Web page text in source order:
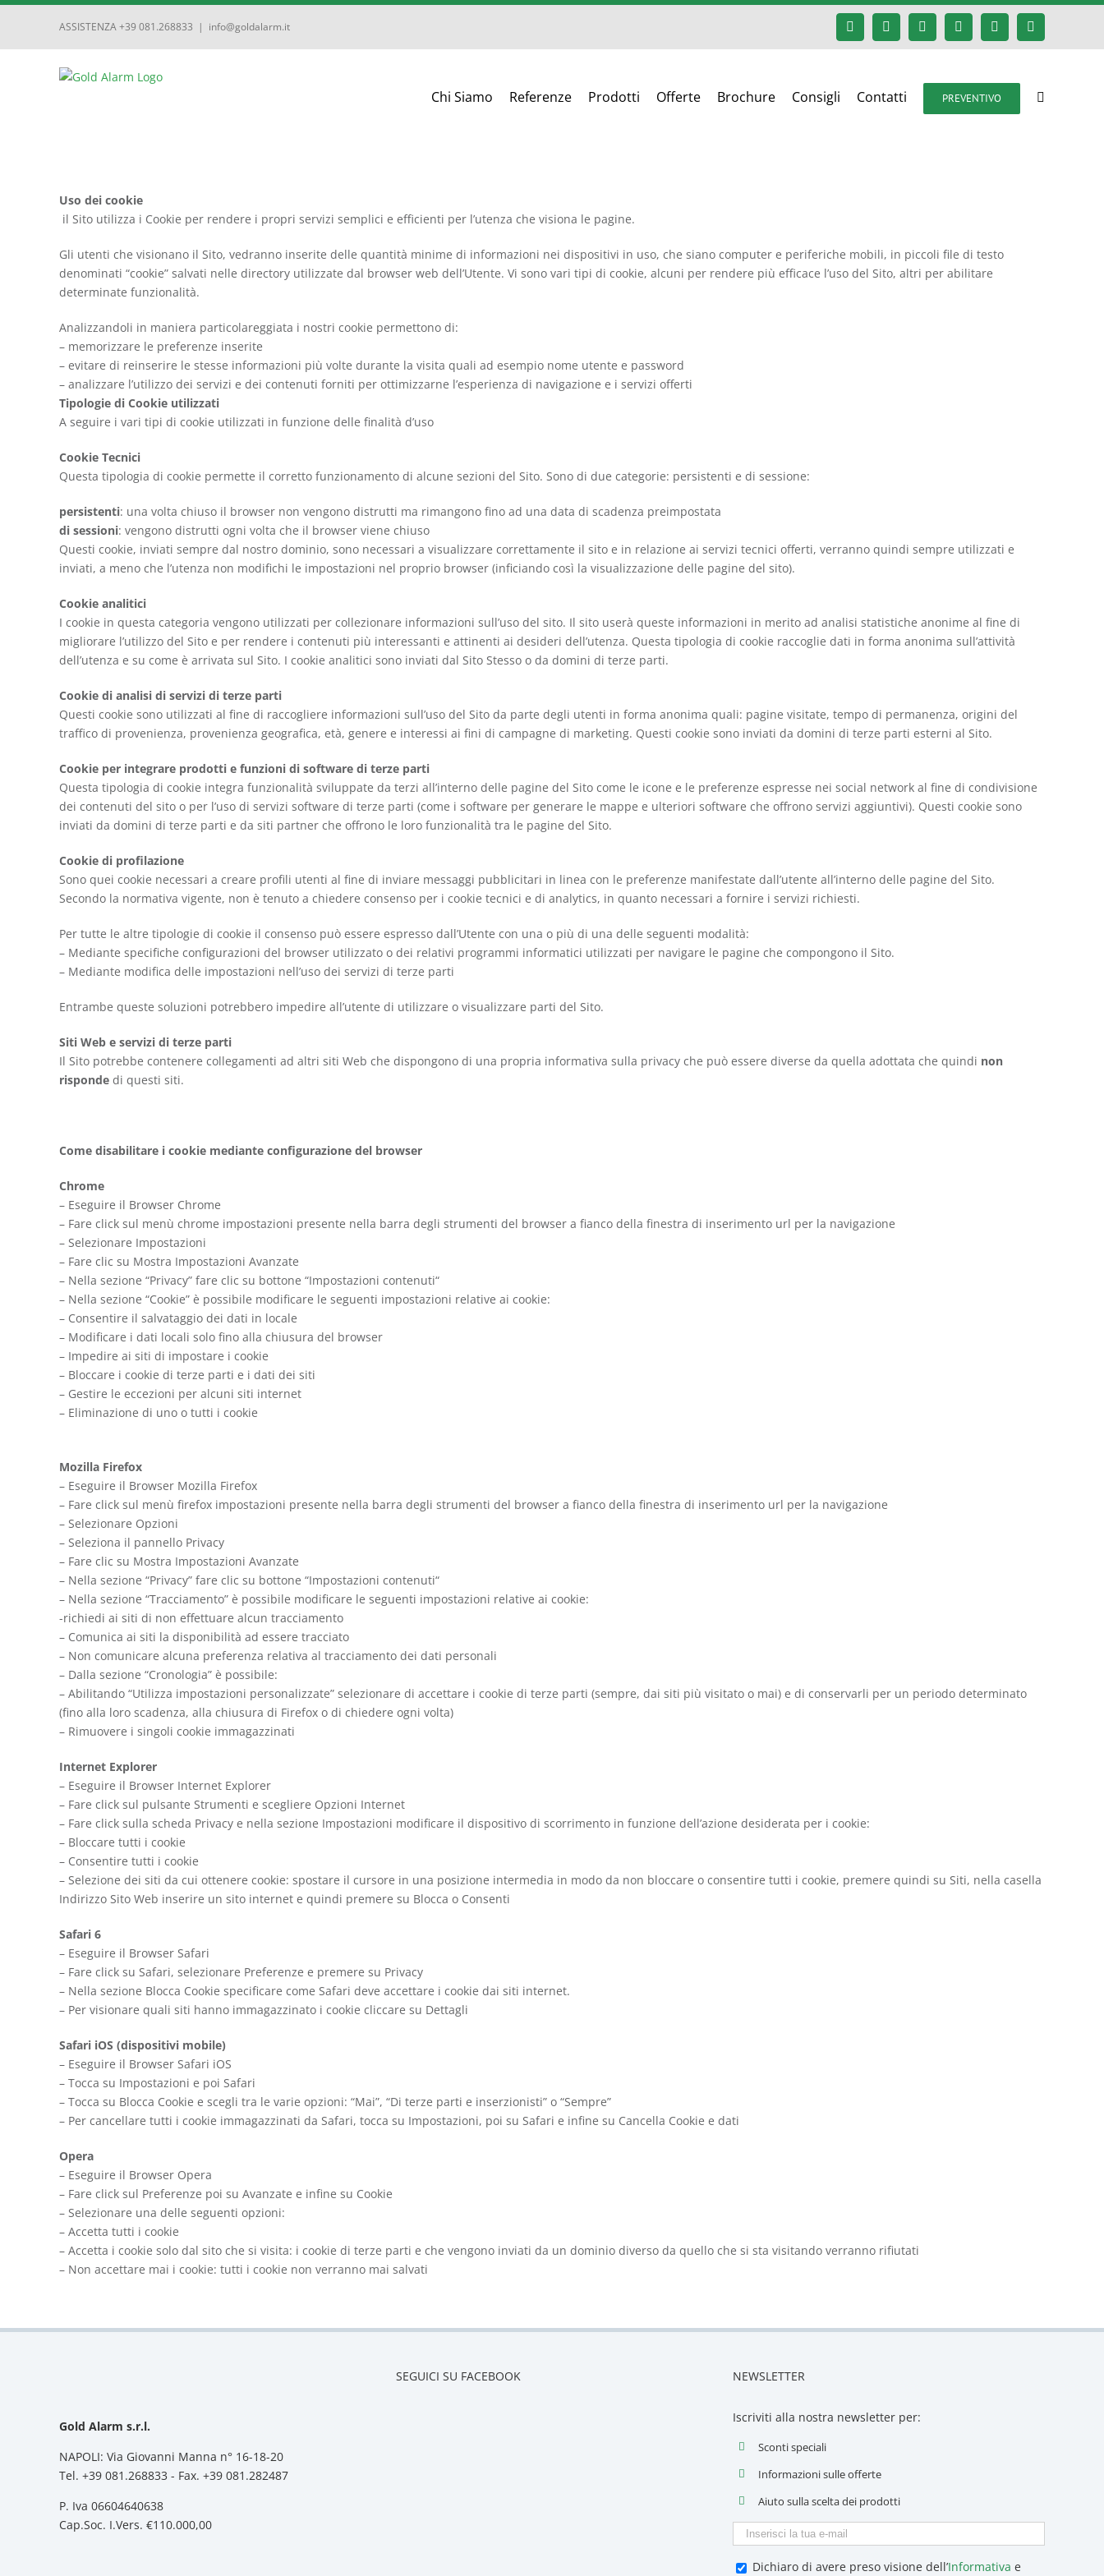
ASSISTENZA +39 081.268833 | info@goldalarm.it FacebookGoogle+ InstagramTwitter YouTube
Chi Siamo Referenze Prodotti Offerte Brochure Consigli Contatti PREVENTIVO
Uso dei cookie
il Sito utilizza i Cookie per rendere i propri servizi semplici e efficienti per l’utenza che visiona le pagine.
Gli utenti che visionano il Sito, vedranno inserite delle quantità minime di informazioni nei dispositivi in uso, che siano computer e periferiche mobili, in piccoli file di testo
denominati “cookie” salvati nelle directory utilizzate dal browser web dell’Utente. Vi sono vari tipi di cookie, alcuni per rendere più efficace l’uso del Sito, altri per abilitare
determinate funzionalità.
Analizzandoli in maniera particolareggiata i nostri cookie permettono di:
– memorizzare le preferenze inserite
– evitare di reinserire le stesse informazioni più volte durante la visita quali ad esempio nome utente e password
– analizzare l’utilizzo dei servizi e dei contenuti forniti per ottimizzarne l’esperienza di navigazione e i servizi offerti
Tipologie di Cookie utilizzati
A seguire i vari tipi di cookie utilizzati in funzione delle finalità d’uso
Cookie Tecnici
Questa tipologia di cookie permette il corretto funzionamento di alcune sezioni del Sito. Sono di due categorie: persistenti e di sessione:
persistenti: una volta chiuso il browser non vengono distrutti ma rimangono fino ad una data di scadenza preimpostata
di sessioni: vengono distrutti ogni volta che il browser viene chiuso
Questi cookie, inviati sempre dal nostro dominio, sono necessari a visualizzare correttamente il sito e in relazione ai servizi tecnici offerti, verranno quindi sempre utilizzati e
inviati, a meno che l’utenza non modifichi le impostazioni nel proprio browser (inficiando così la visualizzazione delle pagine del sito).
Cookie analitici
I cookie in questa categoria vengono utilizzati per collezionare informazioni sull’uso del sito. Il sito userà queste informazioni in merito ad analisi statistiche anonime al fine di
migliorare l’utilizzo del Sito e per rendere i contenuti più interessanti e attinenti ai desideri dell’utenza. Questa tipologia di cookie raccoglie dati in forma anonima sull’attività
dell’utenza e su come è arrivata sul Sito. I cookie analitici sono inviati dal Sito Stesso o da domini di terze parti.
Cookie di analisi di servizi di terze parti
Questi cookie sono utilizzati al fine di raccogliere informazioni sull’uso del Sito da parte degli utenti in forma anonima quali: pagine visitate, tempo di permanenza, origini del
traffico di provenienza, provenienza geografica, età, genere e interessi ai fini di campagne di marketing. Questi cookie sono inviati da domini di terze parti esterni al Sito.
Cookie per integrare prodotti e funzioni di software di terze parti
Questa tipologia di cookie integra funzionalità sviluppate da terzi all’interno delle pagine del Sito come le icone e le preferenze espresse nei social network al fine di condivisione
dei contenuti del sito o per l’uso di servizi software di terze parti (come i software per generare le mappe e ulteriori software che offrono servizi aggiuntivi). Questi cookie sono
inviati da domini di terze parti e da siti partner che offrono le loro funzionalità tra le pagine del Sito.
Cookie di profilazione
Sono quei cookie necessari a creare profili utenti al fine di inviare messaggi pubblicitari in linea con le preferenze manifestate dall’utente all’interno delle pagine del Sito.
Secondo la normativa vigente, non è tenuto a chiedere consenso per i cookie tecnici e di analytics, in quanto necessari a fornire i servizi richiesti.
Per tutte le altre tipologie di cookie il consenso può essere espresso dall’Utente con una o più di una delle seguenti modalità:
– Mediante specifiche configurazioni del browser utilizzato o dei relativi programmi informatici utilizzati per navigare le pagine che compongono il Sito.
– Mediante modifica delle impostazioni nell’uso dei servizi di terze parti
Entrambe queste soluzioni potrebbero impedire all’utente di utilizzare o visualizzare parti del Sito.
Siti Web e servizi di terze parti
Il Sito potrebbe contenere collegamenti ad altri siti Web che dispongono di una propria informativa sulla privacy che può essere diverse da quella adottata che quindi non
risponde di questi siti.
Come disabilitare i cookie mediante configurazione del browser
Chrome
– Eseguire il Browser Chrome
– Fare click sul menù chrome impostazioni presente nella barra degli strumenti del browser a fianco della finestra di inserimento url per la navigazione
– Selezionare Impostazioni
– Fare clic su Mostra Impostazioni Avanzate
– Nella sezione “Privacy” fare clic su bottone “Impostazioni contenuti“
– Nella sezione “Cookie” è possibile modificare le seguenti impostazioni relative ai cookie:
– Consentire il salvataggio dei dati in locale
– Modificare i dati locali solo fino alla chiusura del browser
– Impedire ai siti di impostare i cookie
– Bloccare i cookie di terze parti e i dati dei siti
– Gestire le eccezioni per alcuni siti internet
– Eliminazione di uno o tutti i cookie
Mozilla Firefox
– Eseguire il Browser Mozilla Firefox
– Fare click sul menù firefox impostazioni presente nella barra degli strumenti del browser a fianco della finestra di inserimento url per la navigazione
– Selezionare Opzioni
– Seleziona il pannello Privacy
– Fare clic su Mostra Impostazioni Avanzate
– Nella sezione “Privacy” fare clic su bottone “Impostazioni contenuti“
– Nella sezione “Tracciamento” è possibile modificare le seguenti impostazioni relative ai cookie:
-richiedi ai siti di non effettuare alcun tracciamento
– Comunica ai siti la disponibilità ad essere tracciato
– Non comunicare alcuna preferenza relativa al tracciamento dei dati personali
– Dalla sezione “Cronologia” è possibile:
– Abilitando “Utilizza impostazioni personalizzate” selezionare di accettare i cookie di terze parti (sempre, dai siti più visitato o mai) e di conservarli per un periodo determinato
(fino alla loro scadenza, alla chiusura di Firefox o di chiedere ogni volta)
– Rimuovere i singoli cookie immagazzinati
Internet Explorer
– Eseguire il Browser Internet Explorer
– Fare click sul pulsante Strumenti e scegliere Opzioni Internet
– Fare click sulla scheda Privacy e nella sezione Impostazioni modificare il dispositivo di scorrimento in funzione dell’azione desiderata per i cookie:
– Bloccare tutti i cookie
– Consentire tutti i cookie
– Selezione dei siti da cui ottenere cookie: spostare il cursore in una posizione intermedia in modo da non bloccare o consentire tutti i cookie, premere quindi su Siti, nella casella
Indirizzo Sito Web inserire un sito internet e quindi premere su Blocca o Consenti
Safari 6
– Eseguire il Browser Safari
– Fare click su Safari, selezionare Preferenze e premere su Privacy
– Nella sezione Blocca Cookie specificare come Safari deve accettare i cookie dai siti internet.
– Per visionare quali siti hanno immagazzinato i cookie cliccare su Dettagli
Safari iOS (dispositivi mobile)
– Eseguire il Browser Safari iOS
– Tocca su Impostazioni e poi Safari
– Tocca su Blocca Cookie e scegli tra le varie opzioni: “Mai”, “Di terze parti e inserzionisti” o “Sempre”
– Per cancellare tutti i cookie immagazzinati da Safari, tocca su Impostazioni, poi su Safari e infine su Cancella Cookie e dati
Opera
– Eseguire il Browser Opera
– Fare click sul Preferenze poi su Avanzate e infine su Cookie
– Selezionare una delle seguenti opzioni:
– Accetta tutti i cookie
– Accetta i cookie solo dal sito che si visita: i cookie di terze parti e che vengono inviati da un dominio diverso da quello che si sta visitando verranno rifiutati
– Non accettare mai i cookie: tutti i cookie non verranno mai salvati
Gold Alarm s.r.l.
NAPOLI: Via Giovanni Manna n° 16-18-20
Tel. +39 081.268833 - Fax. +39 081.282487
P. Iva 06604640638
Cap.Soc. I.Vers. €110.000,00
SEGUICI SU FACEBOOK NEWSLETTER
Iscriviti alla nostra newsletter per:
Sconti speciali
Informazioni sulle offerte
Aiuto sulla scelta dei prodotti
Dichiaro di avere preso visione dell’Informativa e